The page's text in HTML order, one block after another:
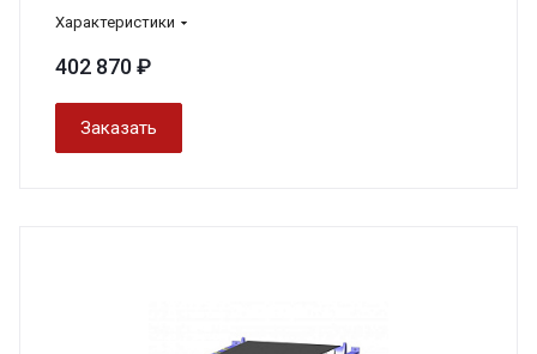
Характеристики
402 870 ₽
Заказать